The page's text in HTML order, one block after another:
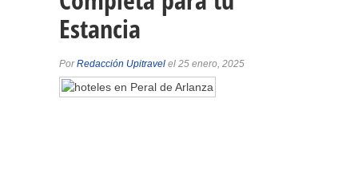
Estancia
PorRedacción Upitravel el 25 enero, 2025